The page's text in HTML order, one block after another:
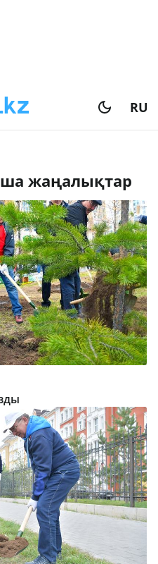
RU
жаңалықтар